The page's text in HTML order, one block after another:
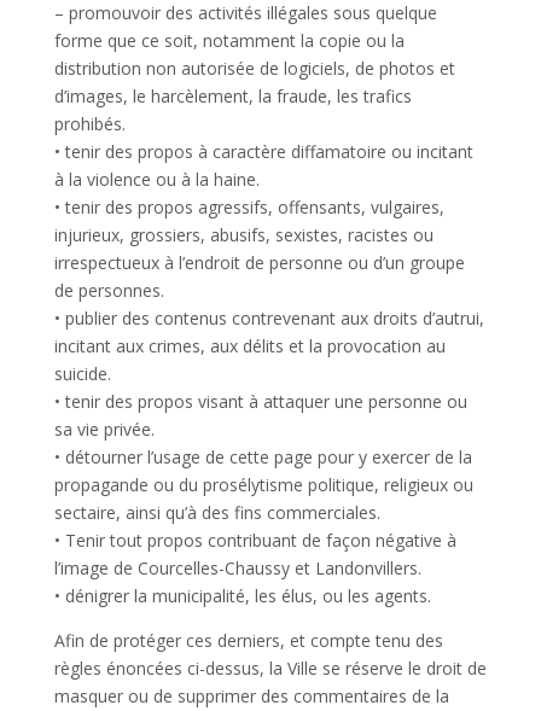
– promouvoir des activités illégales sous quelque
forme que ce soit, notamment la copie ou la
distribution non autorisée de logiciels, de photos et
d’images, le harcèlement, la fraude, les trafics
prohibés.
• tenir des propos à caractère diffamatoire ou incitant
à la violence ou à la haine.
• tenir des propos agressifs, offensants, vulgaires,
injurieux, grossiers, abusifs, sexistes, racistes ou
irrespectueux à l’endroit de personne ou d’un groupe
de personnes.
• publier des contenus contrevenant aux droits d’autrui,
incitant aux crimes, aux délits et la provocation au
suicide.
• tenir des propos visant à attaquer une personne ou
sa vie privée.
• détourner l’usage de cette page pour y exercer de la
propagande ou du prosélytisme politique, religieux ou
sectaire, ainsi qu’à des fins commerciales.
• Tenir tout propos contribuant de façon négative à
l’image de Courcelles-Chaussy et Landonvillers.
• dénigrer la municipalité, les élus, ou les agents.
Afin de protéger ces derniers, et compte tenu des
règles énoncées ci-dessus, la Ville se réserve le droit de
masquer ou de supprimer des commentaires de la